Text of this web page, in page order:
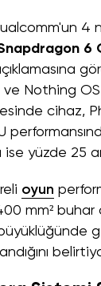
4
6
ve Nothing OS
cihaz,
ise yüzde 25
oyun
mm² buhar